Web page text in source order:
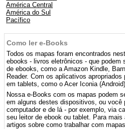
América Central
América do Sul
Pacífico
Como ler e-Books
Todos os mapas foram encontrados
ebooks - livros eletrônicos - que podem
de ebooks, como a Amazon Kindle,
Reader. Com os aplicativos
em tablets, como o Acer Iconia
Nossa e-Books com os mapas podem
em alguns destes dispositivos, ou você
computador e de lá - por exemplo, via
seu leitor de ebook ou tablet. Para
artigos sobre como trabalhar com